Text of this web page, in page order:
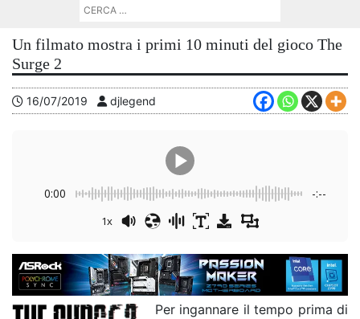
Un filmato mostra i primi 10 minuti del gioco The
Surge 2
16/07/2019 djlegend
0:00 -:--
1x
Per ingannare il tempo prima di